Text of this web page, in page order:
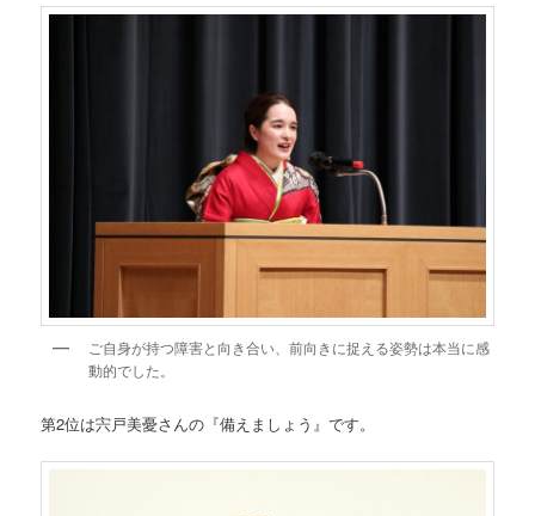
ご自身が持つ障害と向き合い、前向きに捉える姿勢は本当に感
動的でした。
第2位は宍戸美憂さんの『備えましょう』です。